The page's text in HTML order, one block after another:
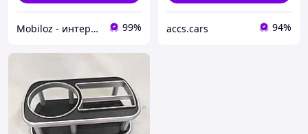
Mobiloz - интернет-магазин Мобилоз 99% accs.cars 94%